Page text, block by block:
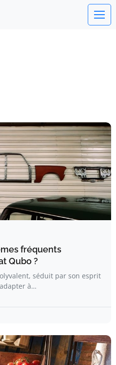
fréquents
Qubo ?
séduit par son esprit
à…